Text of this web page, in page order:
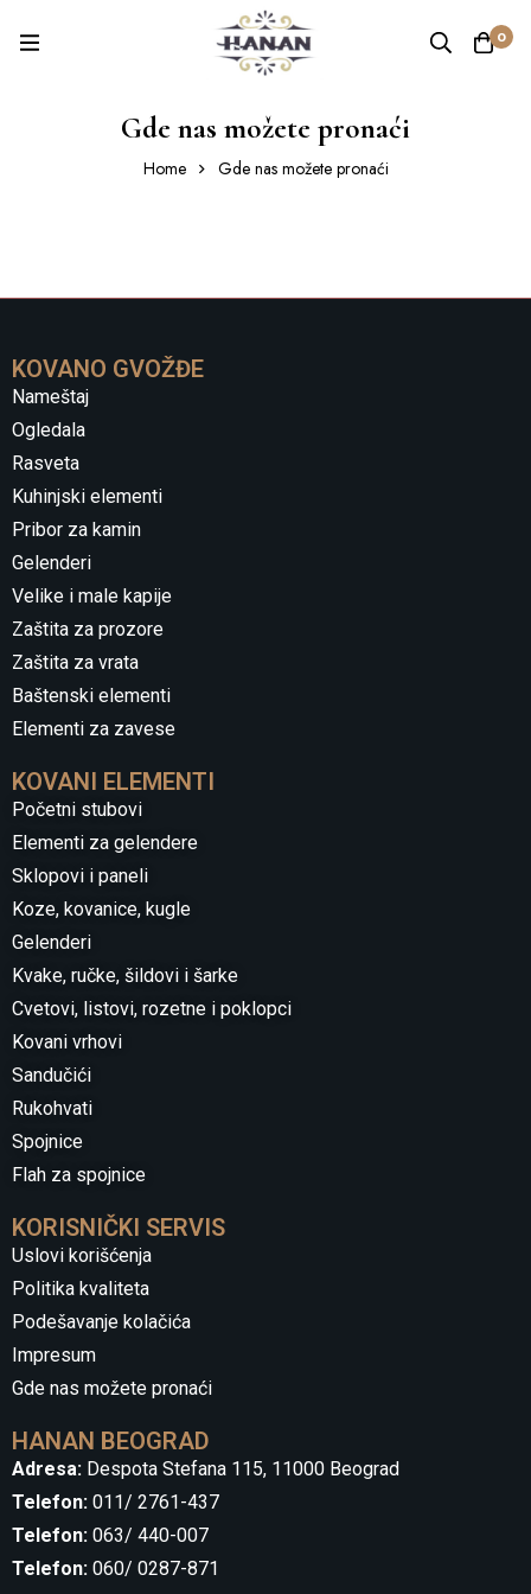
0
Gde nas možete pronaći
Home Gde nas možete pronaći
KOVANO GVOŽĐE
Nameštaj
Ogledala
Rasveta
Kuhinjski elementi
Pribor za kamin
Gelenderi
Velike i male kapije
Zaštita za prozore
Zaštita za vrata
Baštenski elementi
Elementi za zavese
KOVANI ELEMENTI
Početni stubovi
Elementi za gelendere
Sklopovi i paneli
Koze, kovanice, kugle
Gelenderi
Kvake, ručke, šildovi i šarke
Cvetovi, listovi, rozetne i poklopci
Kovani vrhovi
Sandučići
Rukohvati
Spojnice
Flah za spojnice
KORISNIČKI SERVIS
Uslovi korišćenja
Politika kvaliteta
Podešavanje kolačića
Impresum
Gde nas možete pronaći
HANAN BEOGRAD
Adresa: Despota Stefana 115, 11000 Beograd
Telefon: 011/ 2761-437
Telefon: 063/ 440-007
Telefon: 060/ 0287-871